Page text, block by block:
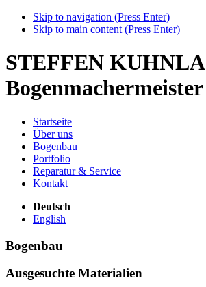
Skip to navigation (Press Enter)
Skip to main content (Press Enter)
STEFFEN
Bogenmachermeister
Startseite
Über uns
Bogenbau
Portfolio
Reparatur & Service
Kontakt
Deutsch
English
Bogenbau
Ausgesuchte Materialien